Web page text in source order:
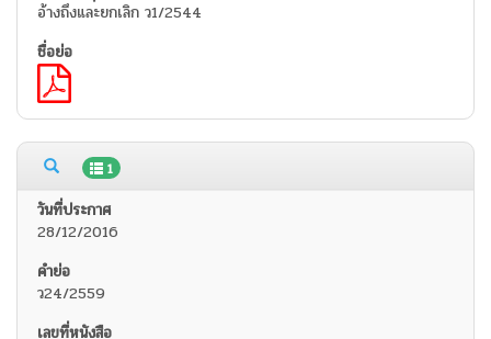
อ้างถึงและยกเลิก ว1/2544
1
28/12/2016
ว24/2559